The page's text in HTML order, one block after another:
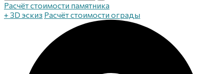
Расчёт стоимости памятника
+ 3D эскиз Расчёт стоимости ограды